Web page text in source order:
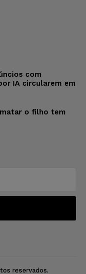
com
IA circularem em
o filho tem
reservados.